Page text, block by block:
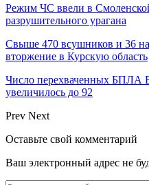
Режим ЧС ввели в
разрушительного урагана
Свыше 470 всушников и 36
вторжение в Курскую область
Число перехваченных БПЛА
увеличилось до 92
Prev Next
Оставьте свой комментарий
Ваш электронный адрес не